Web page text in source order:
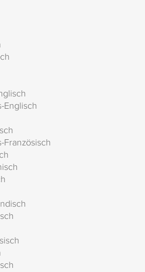
Englisch
Französisch